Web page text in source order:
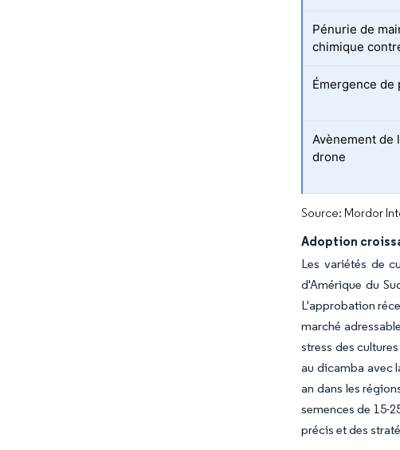
Pénurie de
chimique
Émergence
Avènement de
drone
Source: Mordor
Adoption
Les variétés de
d'Amérique du
L'approbation
marché
stress des
au dicamba avec
an dans les
semences de 15-
précis et des